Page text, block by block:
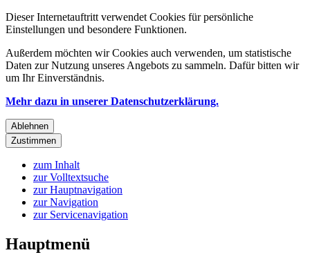
Dieser Internetauftritt verwendet Cookies für persönliche
Einstellungen und besondere Funktionen.
Außerdem möchten wir Cookies auch verwenden, um statistische
Daten zur Nutzung unseres Angebots zu sammeln. Dafür bitten wir
um Ihr Einverständnis.
Mehr dazu in unserer Datenschutzerklärung.
Ablehnen
Zustimmen
zum Inhalt
zur Volltextsuche
zur Hauptnavigation
zur Navigation
zur Servicenavigation
Hauptmenü